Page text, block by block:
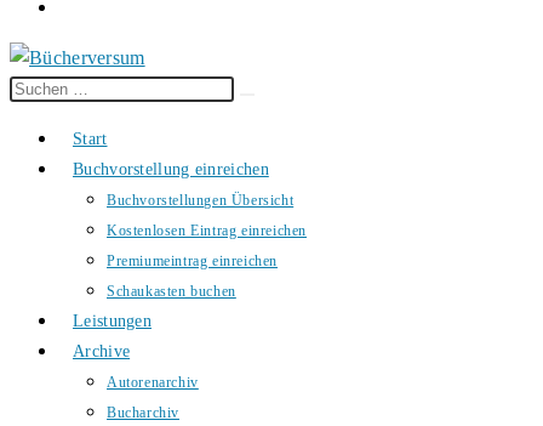
Diese
durchsuchen
Start
Buchvorstellung einreichen
Buchvorstellungen Übersicht
Kostenlosen Eintrag einreichen
Premiumeintrag einreichen
Schaukasten buchen
Leistungen
Archive
Autorenarchiv
Bucharchiv